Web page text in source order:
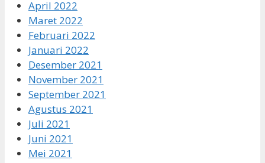
April 2022
Maret 2022
Februari 2022
Januari 2022
Desember 2021
November 2021
September 2021
Agustus 2021
Juli 2021
Juni 2021
Mei 2021